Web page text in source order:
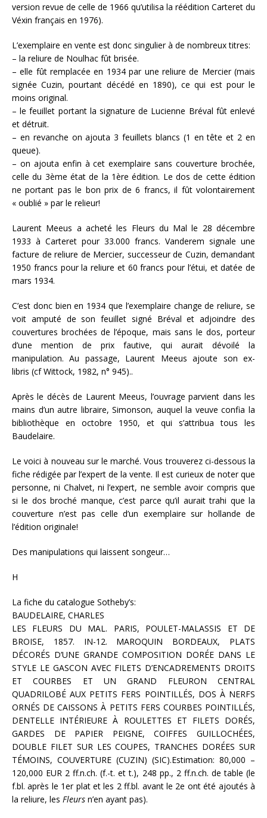
version revue de celle de 1966 qu’utilisa la réédition Carteret du
Véxin français en 1976).
L’exemplaire en vente est donc singulier à de nombreux titres:
– la reliure de Noulhac fût brisée.
– elle fût remplacée en 1934 par une reliure de Mercier (mais
signée Cuzin, pourtant décédé en 1890), ce qui est pour le
moins original.
– le feuillet portant la signature de Lucienne Bréval fût enlevé
et détruit.
– en revanche on ajouta 3 feuillets blancs (1 en tête et 2 en
queue).
– on ajouta enfin à cet exemplaire sans couverture brochée,
celle du 3ème état de la 1ère édition. Le dos de cette édition
ne portant pas le bon prix de 6 francs, il fût volontairement
« oublié » par le relieur!
Laurent Meeus a acheté les Fleurs du Mal le 28 décembre
1933 à Carteret pour 33.000 francs. Vanderem signale une
facture de reliure de Mercier, successeur de Cuzin, demandant
1950 francs pour la reliure et 60 francs pour l’étui, et datée de
mars 1934.
C’est donc bien en 1934 que l’exemplaire change de reliure, se
voit amputé de son feuillet signé Bréval et adjoindre des
couvertures brochées de l’époque, mais sans le dos, porteur
d’une mention de prix fautive, qui aurait dévoilé la
manipulation. Au passage, Laurent Meeus ajoute son ex-
libris (cf Wittock, 1982, n° 945)..
Après le décès de Laurent Meeus, l’ouvrage parvient dans les
mains d’un autre libraire, Simonson, auquel la veuve confia la
bibliothèque en octobre 1950, et qui s’attribua tous les
Baudelaire.
Le voici à nouveau sur le marché. Vous trouverez ci-dessous la
fiche rédigée par l’expert de la vente. Il est curieux de noter que
personne, ni Chalvet, ni l’expert, ne semble avoir compris que
si le dos broché manque, c’est parce qu’il aurait trahi que la
couverture n’est pas celle d’un exemplaire sur hollande de
l’édition originale!
Des manipulations qui laissent songeur…
H
La fiche du catalogue Sotheby’s:
BAUDELAIRE, CHARLES
LES FLEURS DU MAL. PARIS, POULET-MALASSIS ET DE
BROISE, 1857. IN-12. MAROQUIN BORDEAUX, PLATS
DÉCORÉS D’UNE GRANDE COMPOSITION DORÉE DANS LE
STYLE LE GASCON AVEC FILETS D’ENCADREMENTS DROITS
ET COURBES ET UN GRAND FLEURON CENTRAL
QUADRILOBÉ AUX PETITS FERS POINTILLÉS, DOS À NERFS
ORNÉS DE CAISSONS À PETITS FERS COURBES POINTILLÉS,
DENTELLE INTÉRIEURE À ROULETTES ET FILETS DORÉS,
GARDES DE PAPIER PEIGNE, COIFFES GUILLOCHÉES,
DOUBLE FILET SUR LES COUPES, TRANCHES DORÉES SUR
TÉMOINS, COUVERTURE (CUZIN) (SIC).Estimation: 80,000 –
120,000 EUR 2 ff.n.ch. (f.-t. et t.), 248 pp., 2 ff.n.ch. de table (le
f.bl. après le 1er plat et les 2 ff.bl. avant le 2e ont été ajoutés à
la reliure, les Fleurs n’en ayant pas).